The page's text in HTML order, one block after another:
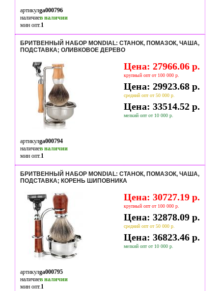
артикулga000796
наличиев наличии
мин опт.1
БРИТВЕННЫЙ НАБОР MONDIAL: СТАНОК, ПОМАЗОК, ЧАША,
ПОДСТАВКА; ОЛИВКОВОЕ ДЕРЕВО
Цена: 27966.06 р.
крупный опт от 100 000 р.
Цена: 29923.68 р.
средний опт от 50 000 р.
Цена: 33514.52 р.
мелкий опт от 10 000 р.
артикулga000794
наличиев наличии
мин опт.1
БРИТВЕННЫЙ НАБОР MONDIAL: СТАНОК, ПОМАЗОК, ЧАША,
ПОДСТАВКА; КОРЕНЬ ШИПОВНИКА
Цена: 30727.19 р.
крупный опт от 100 000 р.
Цена: 32878.09 р.
средний опт от 50 000 р.
Цена: 36823.46 р.
мелкий опт от 10 000 р.
артикулga000795
наличиев наличии
мин опт.1